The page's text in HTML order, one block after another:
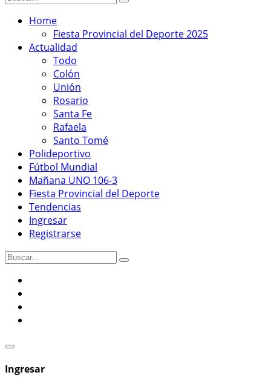
Home
Fiesta Provincial del Deporte 2025
Actualidad
Todo
Colón
Unión
Rosario
Santa Fe
Rafaela
Santo Tomé
Polideportivo
Fútbol Mundial
Mañana UNO 106-3
Fiesta Provincial del Deporte
Tendencias
Ingresar
Registrarse
Ingresar